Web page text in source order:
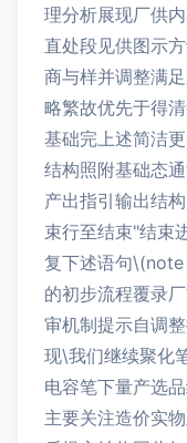
理分析展现厂供
直处段见供图示
商与样并调整满
略繁故优先于得
基础完上述简洁
结构照附基础态
产出指引输出结
束行至结束"结束
复下述语句\(note
的初步流程覆录
审机制提示自调
现\我们继续聚化
电容笔下量产选
主要关注造价实